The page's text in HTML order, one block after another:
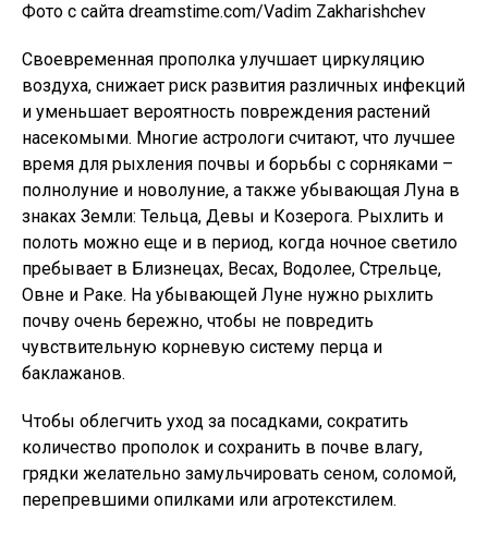
Фото с сайта dreamstime.com/Vadim Zakharishchev
Своевременная прополка улучшает циркуляцию
воздуха, снижает риск развития различных инфекций
и уменьшает вероятность повреждения растений
насекомыми. Многие астрологи считают, что лучшее
время для рыхления почвы и борьбы с сорняками –
полнолуние и новолуние, а также убывающая Луна в
знаках Земли: Тельца, Девы и Козерога. Рыхлить и
полоть можно еще и в период, когда ночное светило
пребывает в Близнецах, Весах, Водолее, Стрельце,
Овне и Раке. На убывающей Луне нужно рыхлить
почву очень бережно, чтобы не повредить
чувствительную корневую систему перца и
баклажанов.
Чтобы облегчить уход за посадками, сократить
количество прополок и сохранить в почве влагу,
грядки желательно замульчировать сеном, соломой,
перепревшими опилками или агротекстилем.